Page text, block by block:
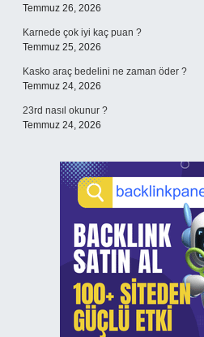
Temmuz 26, 2026
Karnede çok iyi kaç puan ?
Temmuz 25, 2026
Kasko araç bedelini ne zaman öder ?
Temmuz 24, 2026
23rd nasıl okunur ?
Temmuz 24, 2026